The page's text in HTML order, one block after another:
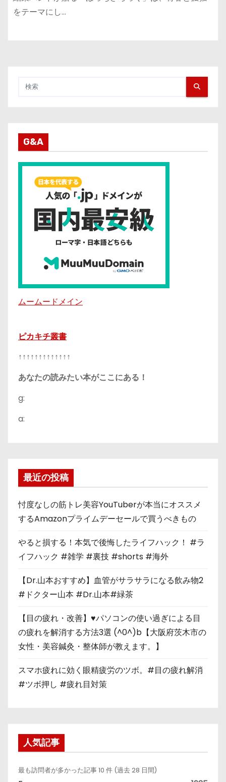
をテーマにし…
G&A
ムームードメイン
ピカキチ叢書
↑↑↑↑↑↑↑↑↑↑↑↑↑
あなたの読みたい本がここにある！
g:
a:
最近の投稿
忖度なしの筋トレ美容YouTuberが本当にオススメ
するAmazonプライムデーセールで買うべきもの
やると損する！本気で後悔したライフハック！ #ラ
イフハック #雑学 #裏技 #shorts #海外
【Dr.山本おすすめ】血管がサラサラになる飲み物2
#ドクター山本 #Dr.山本#緑茶
【目の疲れ・改善】♥パソコンの使い過ぎによる目
の疲れを解消する方法3選 (^0^)b【大阪府茨木市の
女性・美容鍼灸・整体師が教えます。】
スマホ疲れに効く眼精疲労のツボ。#目の疲れ解消
#ツボ押し #疲れ目対策
人気記事
最も訪問者が多かった記事 10 件 (過去 28 日間)